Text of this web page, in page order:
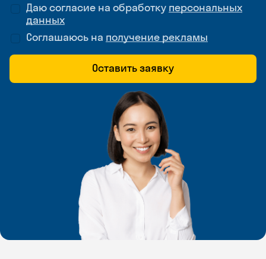
Даю согласие на обработку персональных
данных
Соглашаюсь на получение рекламы
Оставить заявку